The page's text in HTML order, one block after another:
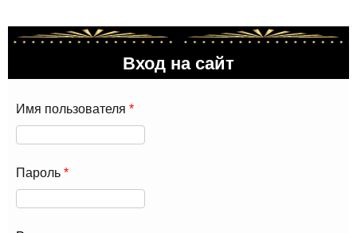
Вход на сайт
Имя пользователя *
Пароль *